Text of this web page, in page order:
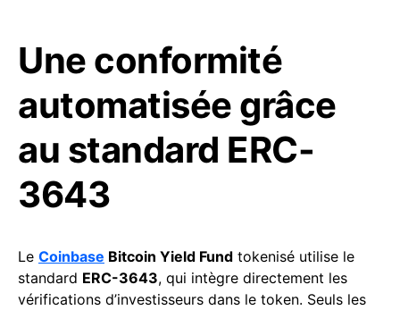
Une conformité
automatisée grâce
au standard ERC-
3643
Le Coinbase Bitcoin Yield Fund tokenisé utilise le
standard ERC-3643, qui intègre directement les
vérifications d’investisseurs dans le token. Seuls les